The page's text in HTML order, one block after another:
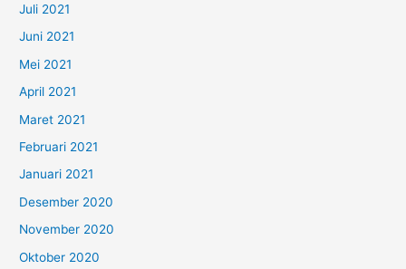
Juli 2021
Juni 2021
Mei 2021
April 2021
Maret 2021
Februari 2021
Januari 2021
Desember 2020
November 2020
Oktober 2020